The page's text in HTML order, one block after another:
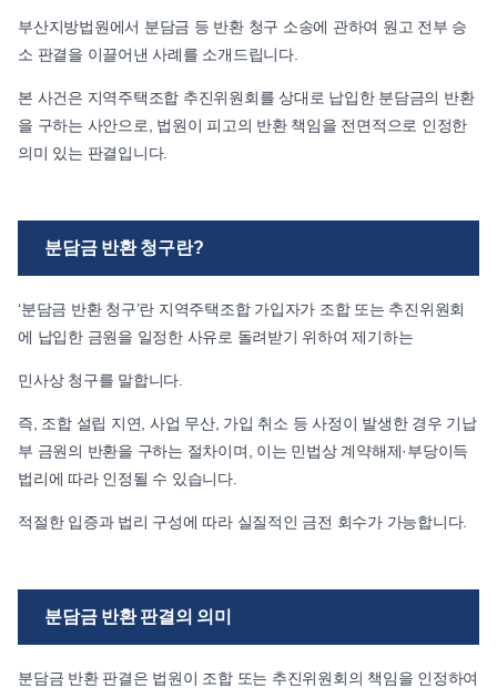
부산지방법원에서 분담금 등 반환 청구 소송에 관하여 원고 전부 승
소 판결을 이끌어낸 사례를 소개드립니다.
본 사건은 지역주택조합 추진위원회를 상대로 납입한 분담금의 반환
을 구하는 사안으로, 법원이 피고의 반환 책임을 전면적으로 인정한
의미 있는 판결입니다.
분담금 반환 청구란?
‘분담금 반환 청구’란 지역주택조합 가입자가 조합 또는 추진위원회
에 납입한 금원을 일정한 사유로 돌려받기 위하여 제기하는
민사상 청구를 말합니다.
즉, 조합 설립 지연, 사업 무산, 가입 취소 등 사정이 발생한 경우 기납
부 금원의 반환을 구하는 절차이며, 이는 민법상 계약해제·부당이득
법리에 따라 인정될 수 있습니다.
적절한 입증과 법리 구성에 따라 실질적인 금전 회수가 가능합니다.
분담금 반환 판결의 의미
분담금 반환 판결은 법원이 조합 또는 추진위원회의 책임을 인정하여